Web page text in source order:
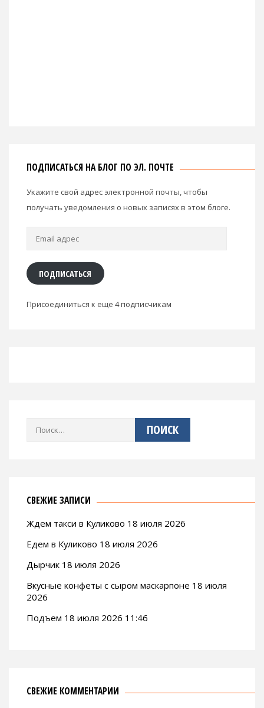
ПОДПИСАТЬСЯ НА БЛОГ ПО ЭЛ. ПОЧТЕ
Укажите свой адрес электронной почты, чтобы
получать уведомления о новых записях в этом блоге.
Email
ПОДПИСАТЬСЯ
Присоединиться к еще 4 подписчикам
Найти:
СВЕЖИЕ ЗАПИСИ
Ждем такси в Куликово 18 июля 2026
Едем в Куликово 18 июля 2026
Дырчик 18 июля 2026
Вкусные конфеты с сыром маскарпоне 18 июля
2026
Подъем 18 июля 2026 11:46
СВЕЖИЕ КОММЕНТАРИИ